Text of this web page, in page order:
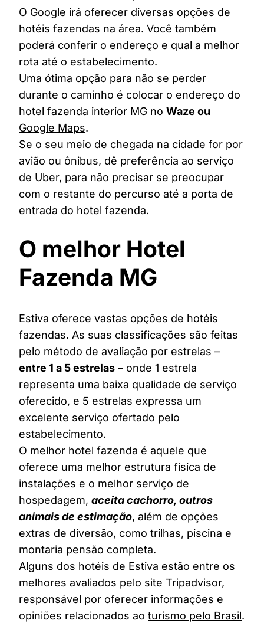
O Google irá oferecer diversas opções de
hotéis fazendas na área. Você também
poderá conferir o endereço e qual a melhor
rota até o estabelecimento.
Uma ótima opção para não se perder
durante o caminho é colocar o endereço do
hotel fazenda interior MG no Waze ou
Google Maps.
Se o seu meio de chegada na cidade for por
avião ou ônibus, dê preferência ao serviço
de Uber, para não precisar se preocupar
com o restante do percurso até a porta de
entrada do hotel fazenda.
O melhor Hotel
Fazenda MG
Estiva oferece vastas opções de hotéis
fazendas. As suas classificações são feitas
pelo método de avaliação por estrelas –
entre 1 a 5 estrelas – onde 1 estrela
representa uma baixa qualidade de serviço
oferecido, e 5 estrelas expressa um
excelente serviço ofertado pelo
estabelecimento.
O melhor hotel fazenda é aquele que
oferece uma melhor estrutura física de
instalações e o melhor serviço de
hospedagem, aceita cachorro, outros
animais de estimação, além de opções
extras de diversão, como trilhas, piscina e
montaria pensão completa.
Alguns dos hotéis de Estiva estão entre os
melhores avaliados pelo site Tripadvisor,
responsável por oferecer informações e
opiniões relacionados ao turismo pelo Brasil.